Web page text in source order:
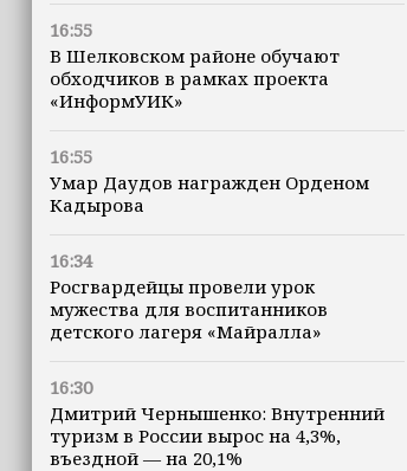
16:55
В Шелковском районе обучают
обходчиков в рамках проекта
«ИнформУИК»
16:55
Умар Даудов награжден Орденом
Кадырова
16:34
Росгвардейцы провели урок
мужества для воспитанников
детского лагеря «Майралла»
16:30
Дмитрий Чернышенко: Внутренний
туризм в России вырос на 4,3%,
въездной — на 20,1%